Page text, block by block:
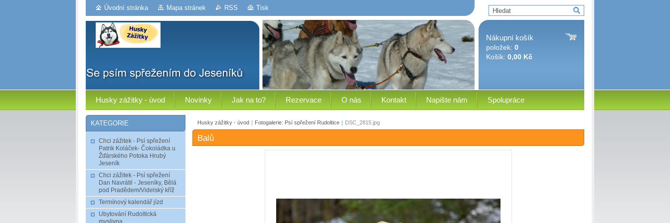
Úvodní stránka Mapa stránek RSS Tisk
Nákupní košík
položek: 0
Košík: 0,00 Kč
Husky zážitky - úvod Novinky Jak na to? Rezervace O nás Kontakt Napište nám Spolupráce
Husky zážitky - úvod | Fotogalerie: Psí spřežení Rudoltice | DSC_2815.jpg
Balů
KATEGORIE
Chci zážitek - Psí spřežení
Patrik Koláček- Čokoládka u
Žďárského Potoka Hrubý
Jeseník
Chci zážitek - Psí spřežení
Dan Navrátil - Jeseníky, Bělá
pod Pradědem/Videlský kříž
Termínový kalendář jízd
Ubytování Rudoltická
myslivna